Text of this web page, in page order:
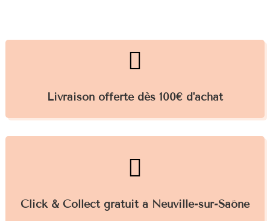

Livraison offerte dès 100€ d'achat

Click & Collect gratuit à Neuville-sur-Saône